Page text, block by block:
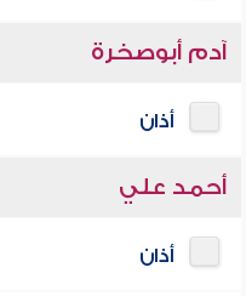
آدم أبوصخرة
أذان
أحمد علي
أذان